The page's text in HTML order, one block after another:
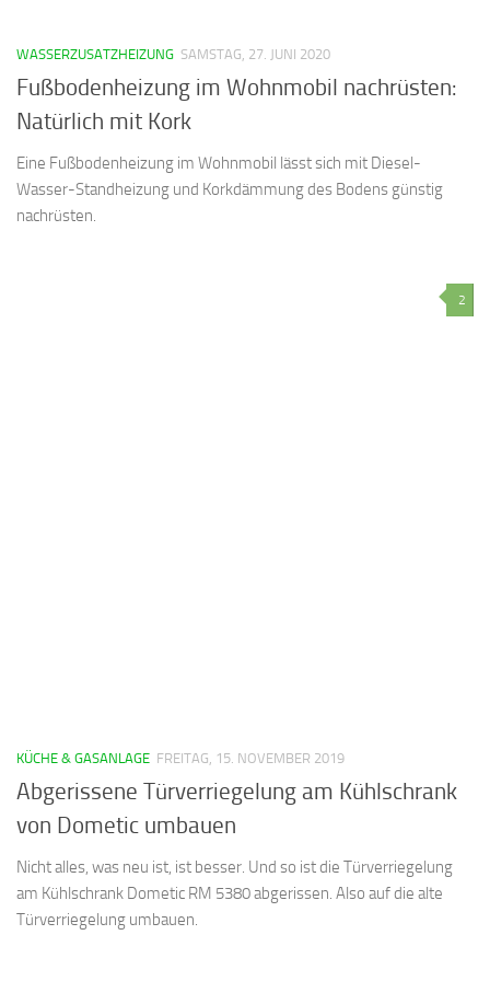
WASSERZUSATZHEIZUNG SAMSTAG, 27. JUNI 2020
Fußbodenheizung im Wohnmobil nachrüsten:
Natürlich mit Kork
Eine Fußbodenheizung im Wohnmobil lässt sich mit Diesel-
Wasser-Standheizung und Korkdämmung des Bodens günstig
nachrüsten.
2
KÜCHE & GASANLAGE FREITAG, 15. NOVEMBER 2019
Abgerissene Türverriegelung am Kühlschrank
von Dometic umbauen
Nicht alles, was neu ist, ist besser. Und so ist die Türverriegelung
am Kühlschrank Dometic RM 5380 abgerissen. Also auf die alte
Türverriegelung umbauen.